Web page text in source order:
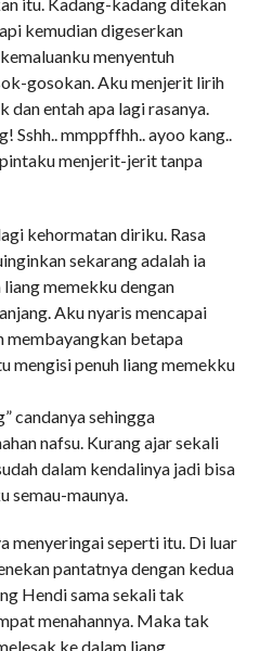
kemudian digeserkan
menyentuh
gosokan. Aku menjerit lirih
dan entah apa lagi rasanya.
Sshh.. mmppffhh.. ayoo kang..
menjerit-jerit tanpa
kehormatan diriku. Rasa
sekarang adalah ia
memekku dengan
Aku nyaris mencapai
membayangkan betapa
mengisi penuh liang memekku
candanya sehingga
nafsu. Kurang ajar sekali
dalam kendalinya jadi bisa
semau-maunya.
menyeringai seperti itu. Di luar
pantatnya dengan kedua
Hendi sama sekali tak
menahannya. Maka tak
ke dalam liang